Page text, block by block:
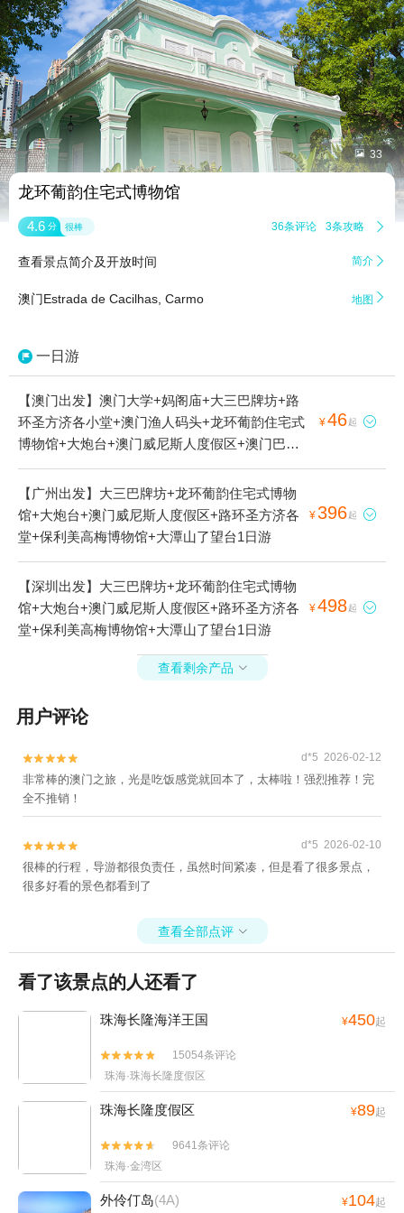
 33
龙环葡韵住宅式博物馆
4.6 分 很棒 36条评论 3条攻略 
查看景点简介及开放时间 简介 
澳门Estrada de Cacilhas, Carmo 地图 
一日游
【澳门出发】澳门大学+妈阁庙+大三巴牌坊+路
环圣方济各小堂+澳门渔人码头+龙环葡韵住宅式
博物馆+大炮台+澳门威尼斯人度假区+澳门巴黎
铁塔（澳门巴黎人）+鮨泓+港珠澳大桥游+澳门
伦敦人度假区+澳门半岛+路环村+银河酒店钻石
大厅+澳门回归贺礼陈列馆1日游
¥46起 
【广州出发】大三巴牌坊+龙环葡韵住宅式博物
馆+大炮台+澳门威尼斯人度假区+路环圣方济各
堂+保利美高梅博物馆+大潭山了望台1日游
¥396起 
【深圳出发】大三巴牌坊+龙环葡韵住宅式博物
馆+大炮台+澳门威尼斯人度假区+路环圣方济各
堂+保利美高梅博物馆+大潭山了望台1日游
¥498起 
查看剩余产品 
用户评论

 d*5 2026-02-12
非常棒的澳门之旅，光是吃饭感觉就回本了，太棒啦！强烈推荐！完
全不推销！

 d*5 2026-02-10
很棒的行程，导游都很负责任，虽然时间紧凑，但是看了很多景点，
很多好看的景色都看到了
查看全部点评 
看了该景点的人还看了
珠海长隆海洋王国 ¥450起


15054条评论
珠海·珠海长隆度假区
珠海长隆度假区 ¥89起


9641条评论
珠海·金湾区
外伶仃岛(4A) ¥104起
